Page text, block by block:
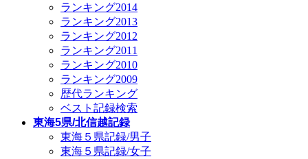
ランキング2014
ランキング2013
ランキング2012
ランキング2011
ランキング2010
ランキング2009
歴代ランキング
ベスト記録検索
東海5県/北信越記録
東海５県記録/男子
東海５県記録/女子